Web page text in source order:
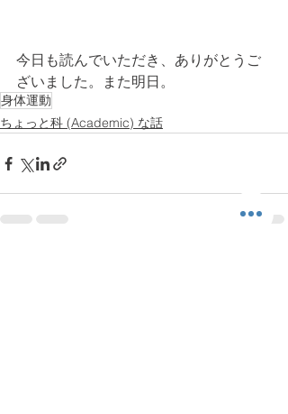
今日も読んでいただき、ありがとうご
ざいました。また明日。
身体運動
ちょっと科 (Academic) な話